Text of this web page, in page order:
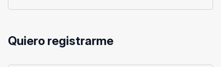
Quiero registrarme